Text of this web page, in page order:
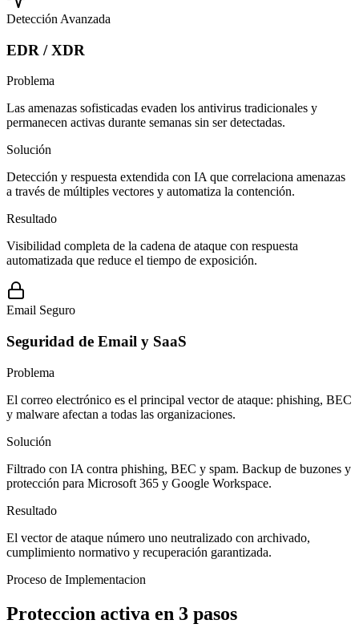
Detección Avanzada
EDR / XDR
Problema
Las amenazas sofisticadas evaden los antivirus tradicionales y
permanecen activas durante semanas sin ser detectadas.
Solución
Detección y respuesta extendida con IA que correlaciona amenazas
a través de múltiples vectores y automatiza la contención.
Resultado
Visibilidad completa de la cadena de ataque con respuesta
automatizada que reduce el tiempo de exposición.
Email Seguro
Seguridad de Email y SaaS
Problema
El correo electrónico es el principal vector de ataque: phishing, BEC
y malware afectan a todas las organizaciones.
Solución
Filtrado con IA contra phishing, BEC y spam. Backup de buzones y
protección para Microsoft 365 y Google Workspace.
Resultado
El vector de ataque número uno neutralizado con archivado,
cumplimiento normativo y recuperación garantizada.
Proceso de Implementacion
Proteccion activa en 3 pasos